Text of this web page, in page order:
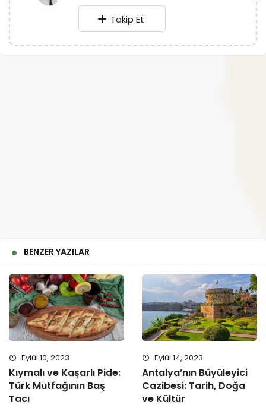
Takip Et
BENZER YAZILAR
Eylül 10, 2023
Kıymalı ve Kaşarlı Pide:
Türk Mutfağının Baş
Tacı
Eylül 14, 2023
Antalya’nın Büyüleyici
Cazibesi: Tarih, Doğa
ve Kültür